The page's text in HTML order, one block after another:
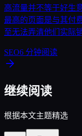
高流量并不等于好生
最高的页面是与其付
至无法弄清他们实际
SEO6 分钟阅读
继续阅读
根据本文主题精选